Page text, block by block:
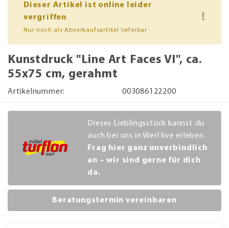
Dieser Artikel ist online leider
vergriffen
Nur noch als Abverkaufsartikel lieferbar
Kunstdruck "Line Art Faces VI", ca.
55x75 cm, gerahmt
Artikelnummer: 003086122200
Dieses Lieblingsstück kannst du
auch bei uns in Werl live erleben.
Frag hier ganz unverbindlich
an – wir sind gerne für dich
da.
Beratungstermin vereinbaren